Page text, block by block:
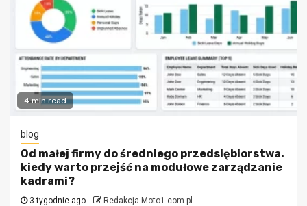
4 min read
blog
Od małej firmy do średniego przedsiębiorstwa.
kiedy warto przejść na modułowe zarządzanie
kadrami?
3 tygodnie ago Redakcja Moto1.com.pl